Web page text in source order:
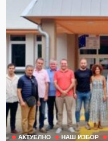
АКТУЕЛНО НАШ ИЗБОР